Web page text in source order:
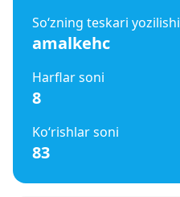
So‘zning teskari yozilishi
amalkehc
Harflar soni
8
Ko‘rishlar soni
83